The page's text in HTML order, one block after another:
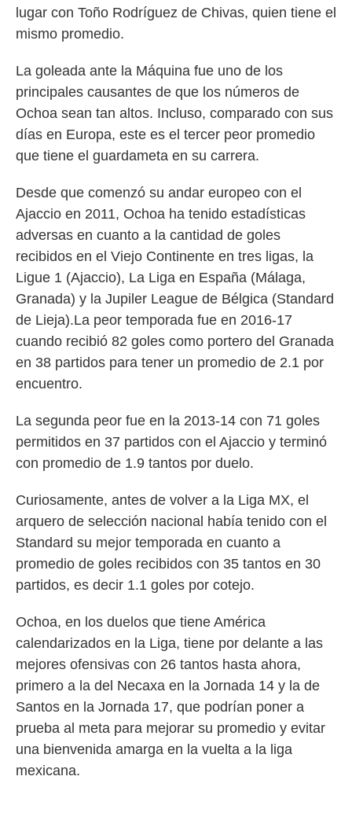
lugar con Toño Rodríguez de Chivas, quien tiene el
mismo promedio.
La goleada ante la Máquina fue uno de los
principales causantes de que los números de
Ochoa sean tan altos. Incluso, comparado con sus
días en Europa, este es el tercer peor promedio
que tiene el guardameta en su carrera.
Desde que comenzó su andar europeo con el
Ajaccio en 2011, Ochoa ha tenido estadísticas
adversas en cuanto a la cantidad de goles
recibidos en el Viejo Continente en tres ligas, la
Ligue 1 (Ajaccio), La Liga en España (Málaga,
Granada) y la Jupiler League de Bélgica (Standard
de Lieja).La peor temporada fue en 2016-17
cuando recibió 82 goles como portero del Granada
en 38 partidos para tener un promedio de 2.1 por
encuentro.
La segunda peor fue en la 2013-14 con 71 goles
permitidos en 37 partidos con el Ajaccio y terminó
con promedio de 1.9 tantos por duelo.
Curiosamente, antes de volver a la Liga MX, el
arquero de selección nacional había tenido con el
Standard su mejor temporada en cuanto a
promedio de goles recibidos con 35 tantos en 30
partidos, es decir 1.1 goles por cotejo.
Ochoa, en los duelos que tiene América
calendarizados en la Liga, tiene por delante a las
mejores ofensivas con 26 tantos hasta ahora,
primero a la del Necaxa en la Jornada 14 y la de
Santos en la Jornada 17, que podrían poner a
prueba al meta para mejorar su promedio y evitar
una bienvenida amarga en la vuelta a la liga
mexicana.